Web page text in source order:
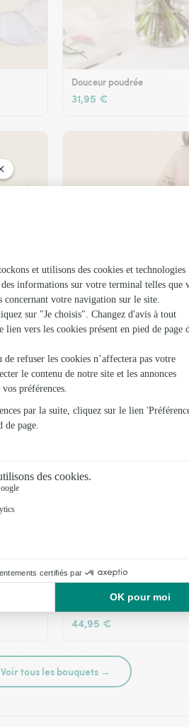
Douceur poudrée
31,95 €
36,95 €
44,95 €
Voir tous les bouquets →